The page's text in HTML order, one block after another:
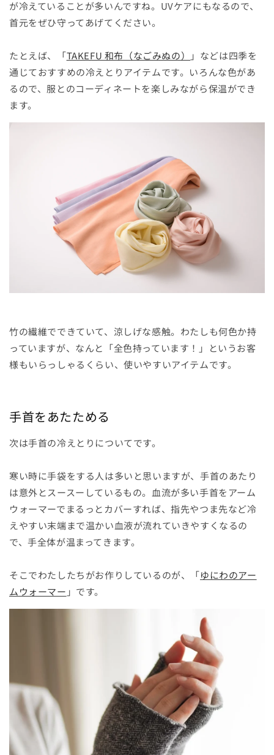
が冷えていることが多いんですね。UVケアにもなるので、
首元をぜひ守ってあげてください。
たとえば、「TAKEFU 和布（なごみぬの）
」などは四季を
通じておすすめの冷えとりアイテムです。いろんな色があ
るので、服とのコーディネートを楽しみながら保温ができ
ます。
竹の繊維でできていて、涼しげな感触。わたしも何色か持
っていますが、なんと「全色持っています！」というお客
様もいらっしゃるくらい、使いやすいアイテムです。
手首をあたためる
次は手首の冷えとりについてです。
寒い時に手袋をする人は多いと思いますが、手首のあたり
は意外とスースーしているもの。血流が多い手首をアーム
ウォーマーでまるっとカバーすれば、指先やつま先など冷
えやすい末端まで温かい血液が流れていきやすくなるの
で、手全体が温まってきます。
そこでわたしたちがお作りしているのが、「ゆにわのアー
ムウォーマー 」です。